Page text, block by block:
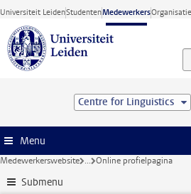
Ga direct naar de inhoud
Universiteit LeidenStudentenMedewerkers
Centre for Linguistics
Menu
Medewerkerswebsite ... Online profielpagina
Submenu